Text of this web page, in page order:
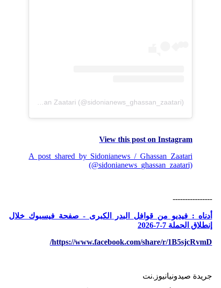
View this post on Instagram
A post shared by Sidonianews / Ghassan Zaatari
(@sidonianews_ghassan_zaatari)
----------------
أدناه : فيديو من قوافل البدر الكبرى - صفحة فيسبوك خلال
إنطلاق الحملة 7-7-2026
https://www.facebook.com/share/r/1B5sjcRvmD/
جريدة صيدونيانيوز.نت